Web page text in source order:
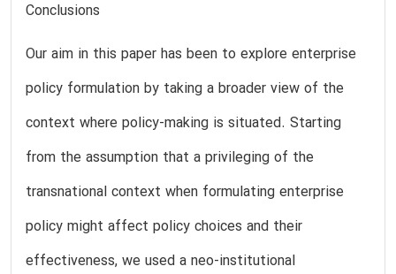
Conclusions
Our aim in this paper has been to explore enterprise
policy formulation by taking a broader view of the
context where policy-making is situated. Starting
from the assumption that a privileging of the
transnational context when formulating enterprise
policy might affect policy choices and their
effectiveness, we used a neo-institutional